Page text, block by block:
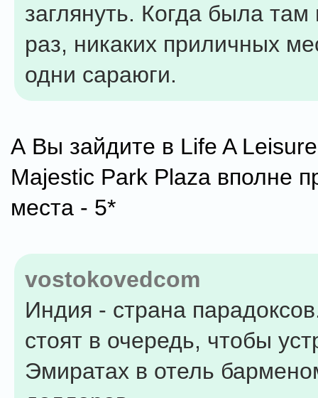
заглянуть. Когда была
раз, никаких приличных
одни сараюги.
А Вы зайдите в Life A
Majestic Park Plaza вполне
места - 5*
vostokovedcom
Индия - страна
стоят в очередь, чтобы
Эмиратах в отель